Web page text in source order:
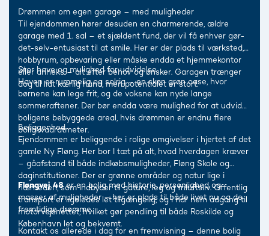
Drømmen om egen garage – med muligheder
Til ejendommen hører desuden en charmerende, ældre
garage med 1. sal – et sjældent fund, der vil få enhver gør-
det-selv-entusiast til at smile. Her er der plads til værksted,
hobbyrum, opbevaring eller måske endda et hjemmekontor
eller anneks – alt efter behov og ønsker. Garagen trænger
dog til lidt kærlig hånd, men potentialet er stort.
Stor have og mulighed for udvidelse
Haven er rummelig og solrig – en skøn grøn oase, hvor
børnene kan lege frit, og de voksne kan nyde lange
sommeraftener. Der bør endda være mulighed for at udvide
boligens bebyggede areal, hvis drømmen er endnu flere
boligkvadratmeter.
Beliggenhed
Ejendommen er beliggende i rolige omgivelser i hjertet af det
gamle Ny Fløng. Her bor I tæt på alt, hvad hverdagen kræver
– gåafstand til både indkøbsmuligheder, Fløng Skole og
daginstitutioner. Der er grønne områder og natur lige i
nærheden, som indbyder til gåture, leg og friluftsliv. Offentlig
transport er ligeledes let tilgængelig, og I har nem adgang til
motorvejsnettet, hvilket gør pendling til både Roskilde og
København let og bekvemt.
Fløngvej 48er en bolig med historie, personlighed og
masser af muligheder – her er plads til både livet nu og de
fremtidige drømme.
Kontakt os allerede i dag for en fremvisning – denne bolig